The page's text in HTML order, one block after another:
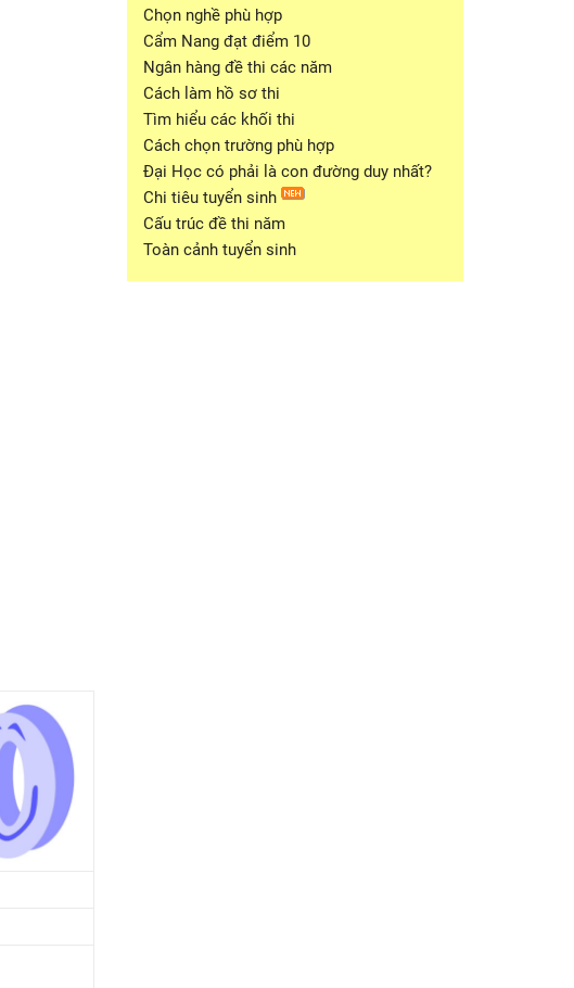
Chọn nghề phù hợp
Cẩm Nang đạt điểm 10
Ngân hàng đề thi các năm
Cách làm hồ sơ thi
Tìm hiểu các khối thi
Cách chọn trường phù hợp
Đại Học có phải là con đường duy nhất?
Chi tiêu tuyển sinh
Cấu trúc đề thi năm
Toàn cảnh tuyển sinh